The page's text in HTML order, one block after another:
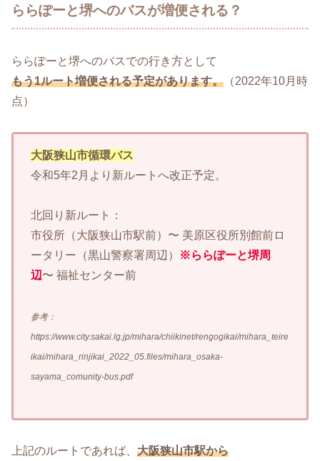
ららぽーと堺へのバスが増便される？
ららぽーと堺へのバスでの行き方として
もう1ルート増便される予定があります。 （2022年10月時
点）
大阪狭山市循環バス
令和5年2月より新ルートへ改正予定。
北回り新ルート：
市役所（大阪狭山市駅前）〜 美原区役所別館前ロ
ータリー（黒山警察署周辺）
※ららぽーと堺周
辺〜 福祉センター前
参考：
https://www.city.sakai.lg.jp/mihara/chiikinet/rengogikai/mihara_teire
ikai/mihara_rinjikai_2022_05.files/mihara_osaka-
sayama_comunity-bus.pdf
上記のルートであれば、 大阪狭山市駅から